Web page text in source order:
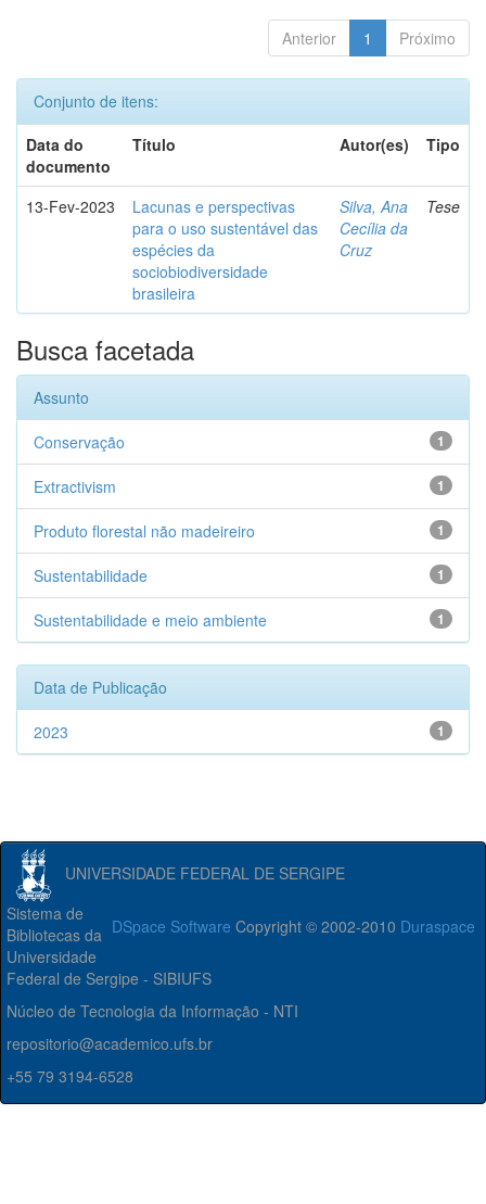
Anterior 1 Próximo
Conjunto de itens:
Data do
documento
Título Autor(es) Tipo
13-Fev-2023
Lacunas e perspectivas
para o uso sustentável das
espécies da
sociobiodiversidade
brasileira
Silva, Ana
Cecília da
Cruz
Tese
Busca facetada
Assunto
1
Conservação
1
Extractivism
1
Produto florestal não madeireiro
1
Sustentabilidade
1
Sustentabilidade e meio ambiente
Data de Publicação
1
2023
UNIVERSIDADE FEDERAL DE SERGIPE
DSpace Software Copyright © 2002-2010 Duraspace
Sistema de
Bibliotecas da
Universidade
Federal de Sergipe - SIBIUFS
Núcleo de Tecnologia da Informação - NTI
repositorio@academico.ufs.br
+55 79 3194-6528